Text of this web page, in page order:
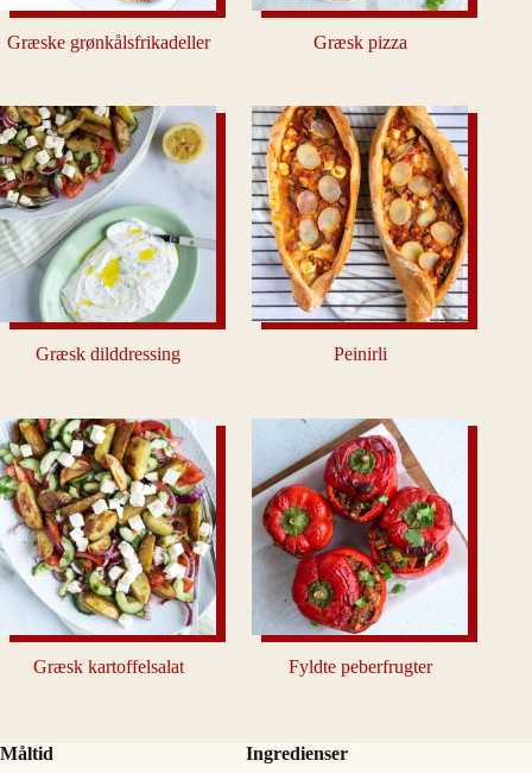
Græske grønkålsfrikadeller Græsk pizza
Græsk dilddressing Peinirli
Græsk kartoffelsalat Fyldte peberfrugter
Måltid Ingredienser